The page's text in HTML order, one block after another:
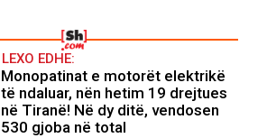
LEXO EDHE:
Monopatinat e motorët elektrikë
të ndaluar, nën hetim 19 drejtues
në Tiranë! Në dy ditë, vendosen
530 gjoba në total